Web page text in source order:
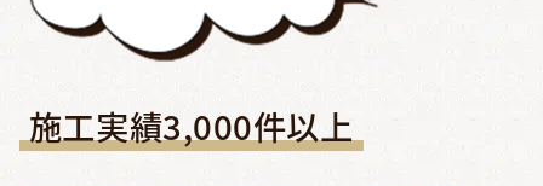
施工実績3,000件以上